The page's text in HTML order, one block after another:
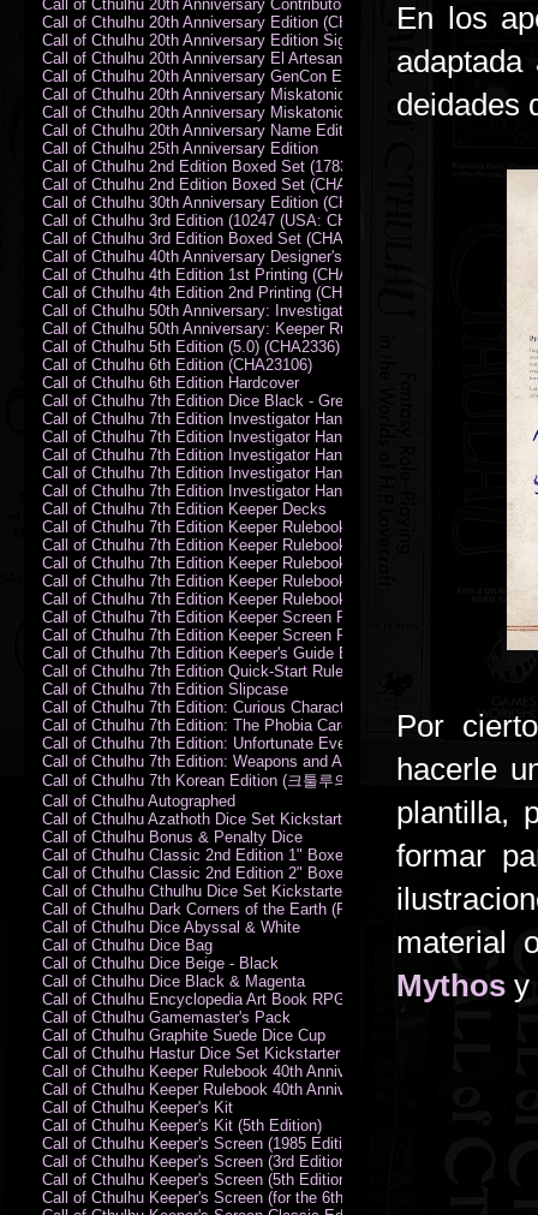
En los
deidades
Por
hacerle
plantilla,
formar
material
Mythos y
Call of Cthulhu 20th Anniversary Contributor Edition
Call of Cthulhu 20th Anniversary Edition (CHA2399)
Call of Cthulhu 20th Anniversary Edition Signed by Sandy Petersen
Call of Cthulhu 20th Anniversary El Artesano del Rey Edition
Call of Cthulhu 20th Anniversary GenCon Edition
Call of Cthulhu 20th Anniversary Miskatonic University Library Edition
Call of Cthulhu 20th Anniversary Miskatonic University Library Edition
Call of Cthulhu 20th Anniversary Name Edition
Call of Cthulhu 25th Anniversary Edition
Call of Cthulhu 2nd Edition Boxed Set (178301)
Call of Cthulhu 2nd Edition Boxed Set (CHA2301-X)
Call of Cthulhu 30th Anniversary Edition (CHA23126)
Call of Cthulhu 3rd Edition (10247 (USA: CHA2317-H))
Call of Cthulhu 3rd Edition Boxed Set (CHA2301-X)
Call of Cthulhu 40th Anniversary Designer's Edition 2009-DX
Call of Cthulhu 4th Edition 1st Printing (CHA2324)
Call of Cthulhu 4th Edition 2nd Printing (CHA2324)
Call of Cthulhu 50th Anniversary: Investigator Handbook (PDF)
Call of Cthulhu 50th Anniversary: Keeper Rulebook (PDF)
Call of Cthulhu 5th Edition (5.0) (CHA2336)
Call of Cthulhu 6th Edition (CHA23106)
Call of Cthulhu 6th Edition Hardcover
Call of Cthulhu 7th Edition Dice Black - Green
Call of Cthulhu 7th Edition Investigator Handbook (PDF)
Call of Cthulhu 7th Edition Investigator Handbook Backer Proof (PDF)
Call of Cthulhu 7th Edition Investigator Handbook Hardcover
Call of Cthulhu 7th Edition Investigator Handbook Leatherette
Call of Cthulhu 7th Edition Investigator Handbook Softcover
Call of Cthulhu 7th Edition Keeper Decks
Call of Cthulhu 7th Edition Keeper Rulebook (PDF)
Call of Cthulhu 7th Edition Keeper Rulebook Backer Proof (PDF)
Call of Cthulhu 7th Edition Keeper Rulebook Hardcover
Call of Cthulhu 7th Edition Keeper Rulebook Leatherette
Call of Cthulhu 7th Edition Keeper Rulebook Softcover
Call of Cthulhu 7th Edition Keeper Screen Pack
Call of Cthulhu 7th Edition Keeper Screen Pack (PDF)
Call of Cthulhu 7th Edition Keeper's Guide El Artesano del Rey Edition
Call of Cthulhu 7th Edition Quick-Start Rules (PDF)
Call of Cthulhu 7th Edition Slipcase
Call of Cthulhu 7th Edition: Curious Characters Card Deck
Call of Cthulhu 7th Edition: The Phobia Card Deck
Call of Cthulhu 7th Edition: Unfortunate Events Card Deck
Call of Cthulhu 7th Edition: Weapons and Artifacts Card Deck
Call of Cthulhu 7th Korean Edition (크툴루의 부름: 수호자 룰북)
Call of Cthulhu Autographed
Call of Cthulhu Azathoth Dice Set Kickstarter Edition
Call of Cthulhu Bonus & Penalty Dice
Call of Cthulhu Classic 2nd Edition 1" Boxed Rules Set
Call of Cthulhu Classic 2nd Edition 2" Boxed Rules Set
Call of Cthulhu Cthulhu Dice Set Kickstarter Edition
Call of Cthulhu Dark Corners of the Earth (PC)
Call of Cthulhu Dice Abyssal & White
Call of Cthulhu Dice Bag
Call of Cthulhu Dice Beige - Black
Call of Cthulhu Dice Black & Magenta
Call of Cthulhu Encyclopedia Art Book RPG KA
Call of Cthulhu Gamemaster's Pack
Call of Cthulhu Graphite Suede Dice Cup
Call of Cthulhu Hastur Dice Set Kickstarter Edition
Call of Cthulhu Keeper Rulebook 40th Anniversary Edition
Call of Cthulhu Keeper Rulebook 40th Anniversary Edition (PDF)
Call of Cthulhu Keeper's Kit
Call of Cthulhu Keeper's Kit (5th Edition)
Call of Cthulhu Keeper's Screen (1985 Edition)
Call of Cthulhu Keeper's Screen (3rd Edition)
Call of Cthulhu Keeper's Screen (5th Edition)
Call of Cthulhu Keeper's Screen (for the 6th Edition Rules)